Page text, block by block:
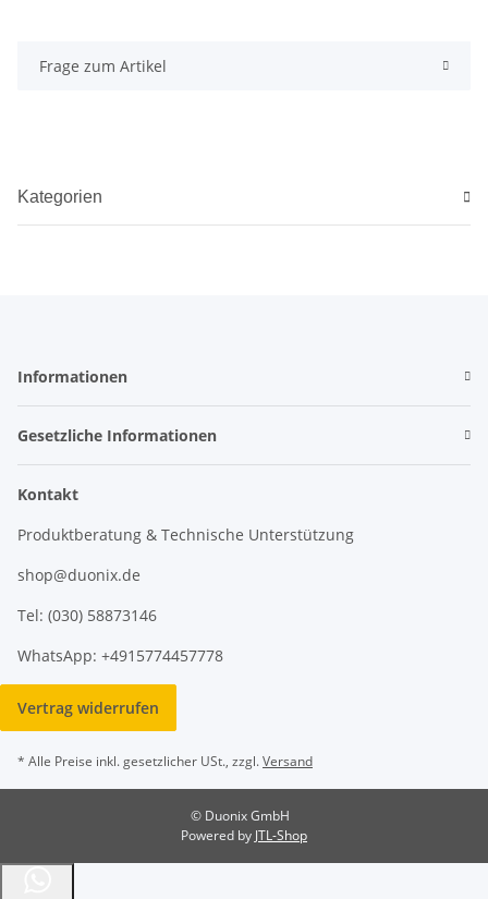
Frage zum Artikel
Kategorien
Informationen
Gesetzliche Informationen
Kontakt
Produktberatung & Technische Unterstützung
shop@duonix.de
Tel: (030) 58873146
WhatsApp: +4915774457778
Vertrag widerrufen
* Alle Preise inkl. gesetzlicher USt., zzgl.Versand
© Duonix GmbH
Powered by JTL-Shop